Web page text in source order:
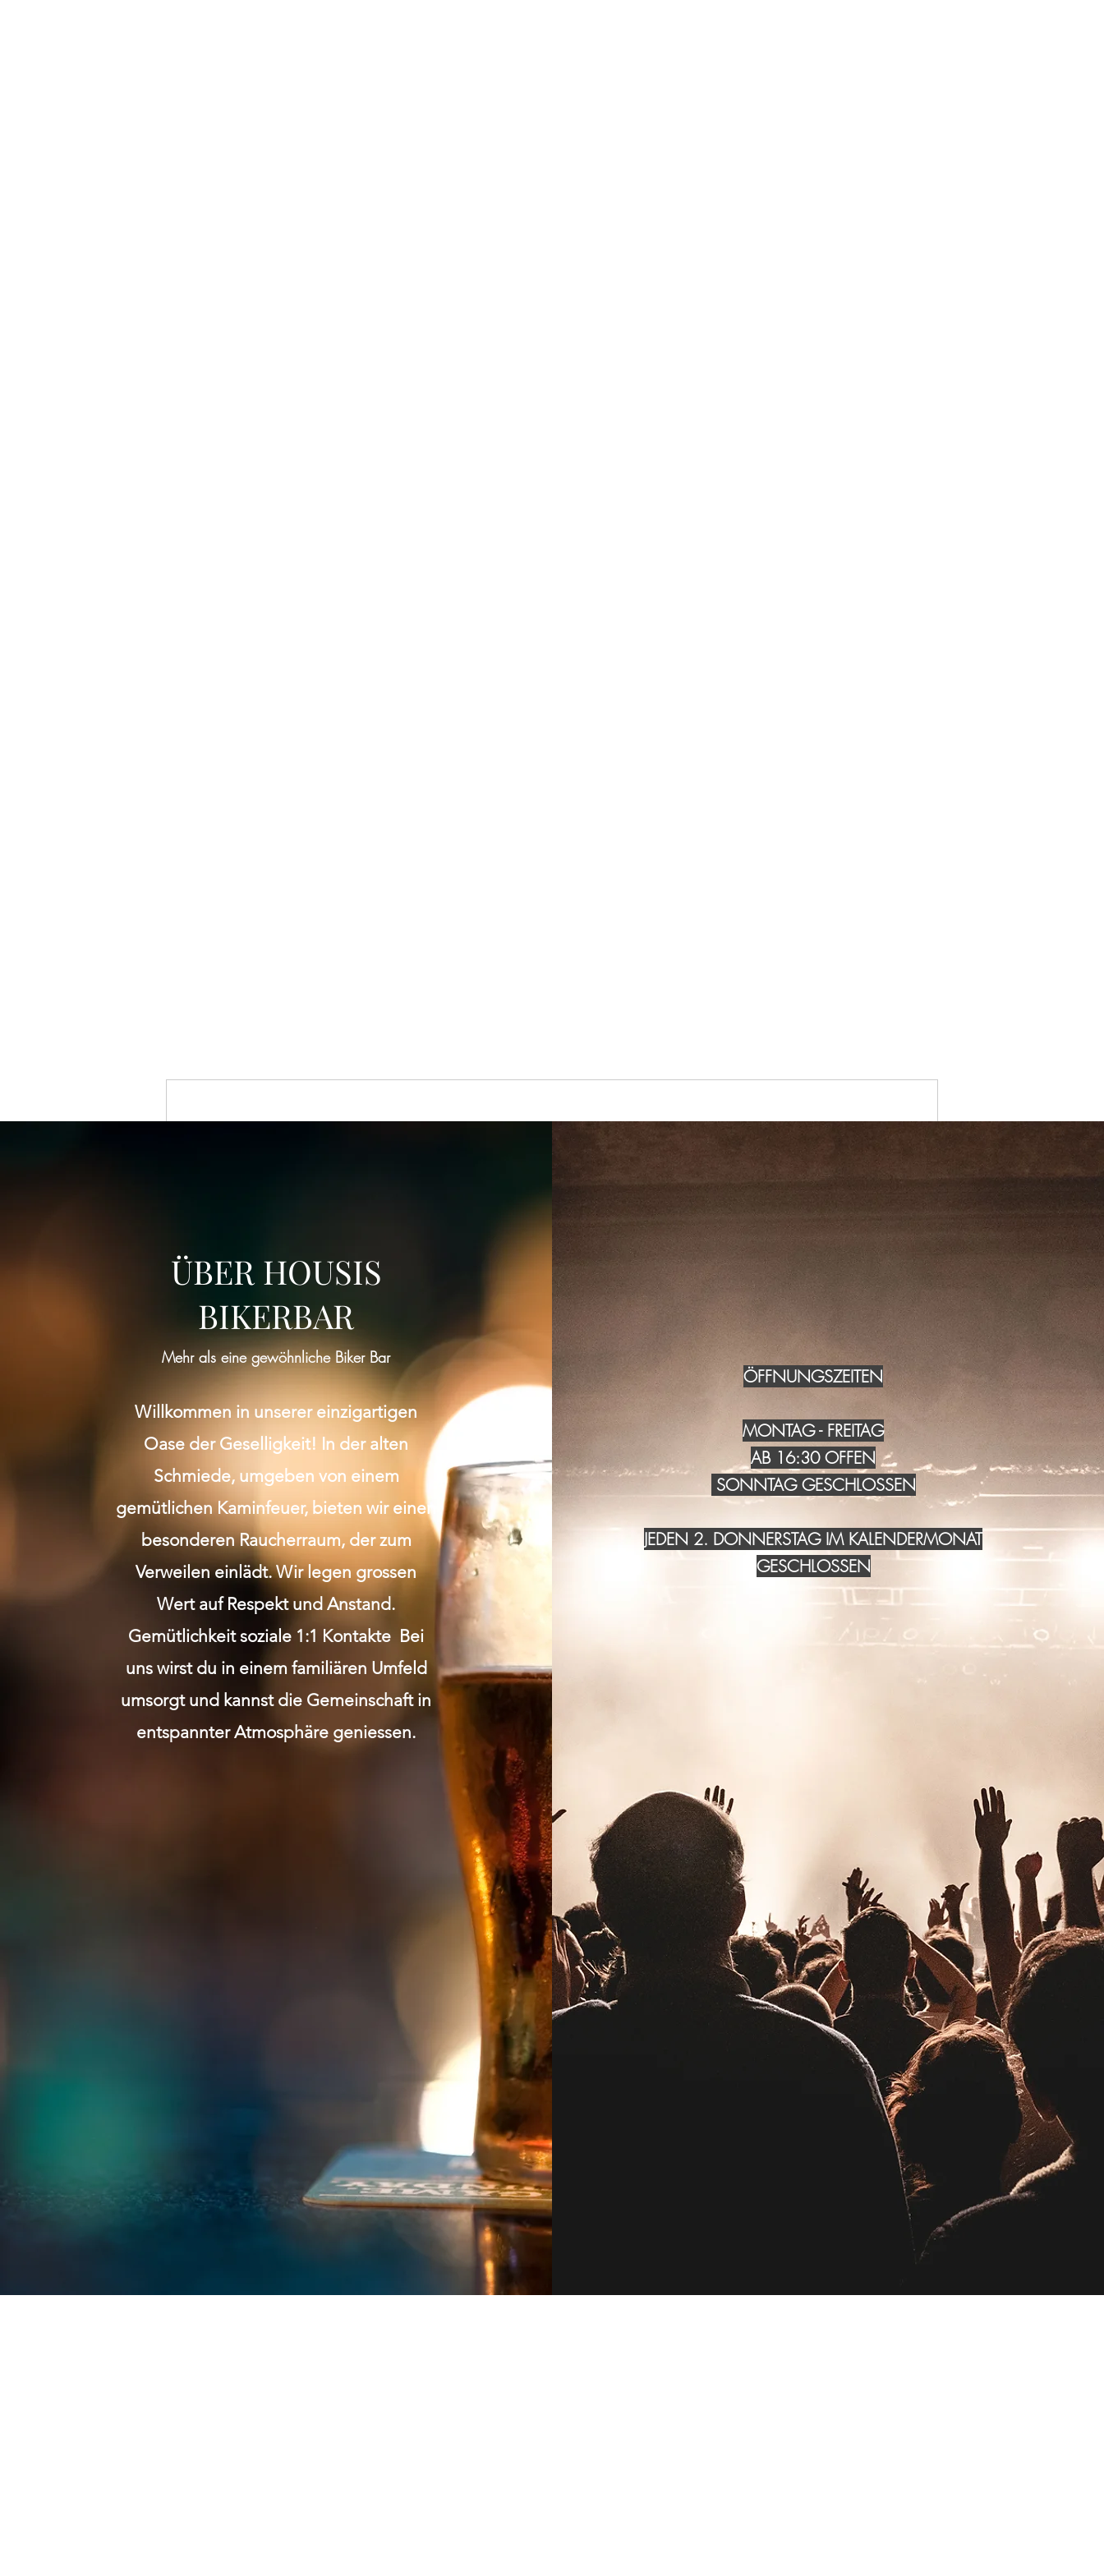
Gruppe konnte nicht gefunden werden
Bitte zur Gruppenliste zurückkehren und es erneut versuchen.
Zur Gruppenliste
ÜBER HOUSIS
BIKERBAR
Mehr als eine gewöhnliche Biker Bar
Willkommen in unserer einzigartigen
Oase der Geselligkeit! In der alten
Schmiede, umgeben von einem
gemütlichen Kaminfeuer, bieten wir einen
besonderen Raucherraum, der zum
Verweilen einlädt. Wir legen grossen
Wert auf Respekt und Anstand.
Gemütlichkeit soziale 1:1 Kontakte Bei
uns wirst du in einem familiären Umfeld
umsorgt und kannst die Gemeinschaft in
entspannter Atmosphäre geniessen.
ÖFFNUNGSZEITEN
MONTAG - FREITAG
AB 16:30 OFFEN
SONNTAG GESCHLOSSEN
JEDEN 2. DONNERSTAG IM KALENDERMONAT
GESCHLOSSEN